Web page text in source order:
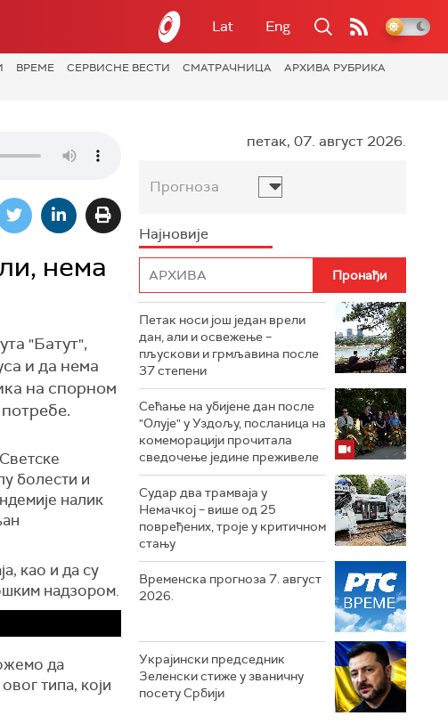
Lat Eng
ВРЕМЕ СЕРВИСНЕ ВЕСТИ СМАТРАЧНИЦА
АРХИВА РУБРИКА
нема
"Батут",
и да нема
на спорном
болести и
налик
као и да су
надзором.
да
типа, који
петак, 07. август 2026.
Прогноза
Најновије
Петак носи још један врели
дан, али и освежење –
пљускови и грмљавина после
37 степени
Сећање на убијене дан после
"Олује" у Уздољу, посланица на
комеморацији прочитала
сведочење једине преживеле
Судар два трамваја у
Немачкој – више од 25
повређених, троје у критичном
стању
Временска прогноза 7. август
2026.
Украјински председник
Зеленски стиже у званичну
посету Србији